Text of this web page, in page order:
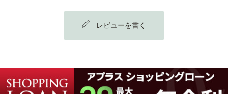
レビューを書く